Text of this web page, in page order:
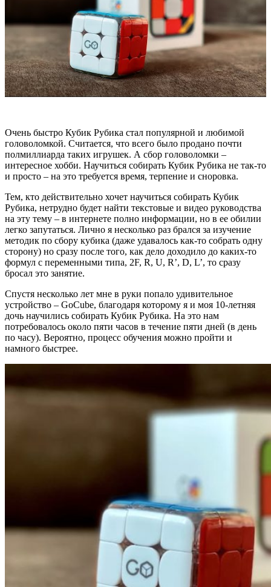
Очень быстро Кубик Рубика стал популярной и любимой
головоломкой. Считается, что всего было продано почти
полмиллиарда таких игрушек. А сбор головоломки –
интересное хобби. Научиться собирать Кубик Рубика не так-то
и просто – на это требуется время, терпение и сноровка.
Тем, кто действительно хочет научиться собирать Кубик
Рубика, нетрудно будет найти текстовые и видео руководства
на эту тему – в интернете полно информации, но в ее обилии
легко запутаться. Лично я несколько раз брался за изучение
методик по сбору кубика (даже удавалось как-то собрать одну
сторону) но сразу после того, как дело доходило до каких-то
формул с переменными типа, 2F, R, U, R’, D, L’, то сразу
бросал это занятие.
Спустя несколько лет мне в руки попало удивительное
устройство – GoCube, благодаря которому я и моя 10-летняя
дочь научились собирать Кубик Рубика. На это нам
потребовалось около пяти часов в течение пяти дней (в день
по часу). Вероятно, процесс обучения можно пройти и
намного быстрее.